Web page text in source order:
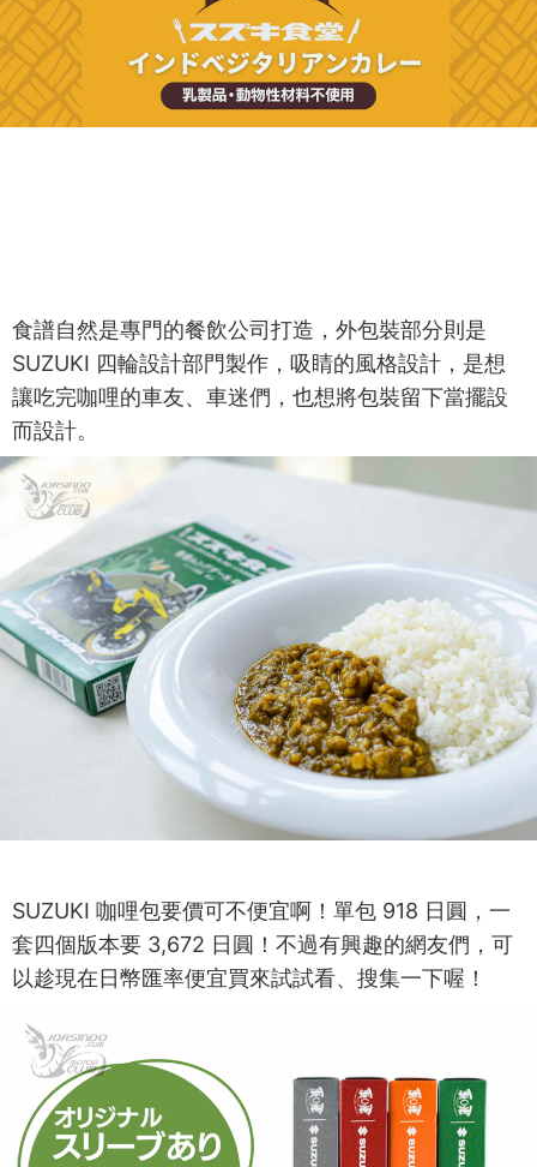
食譜自然是專門的餐飲公司打造，外包裝部分則是
SUZUKI 四輪設計部門製作，吸睛的風格設計，是想
讓吃完咖哩的車友、車迷們，也想將包裝留下當擺設
而設計。
SUZUKI 咖哩包要價可不便宜啊！單包 918 日圓，一
套四個版本要 3,672 日圓！不過有興趣的網友們，可
以趁現在日幣匯率便宜買來試試看、搜集一下喔！